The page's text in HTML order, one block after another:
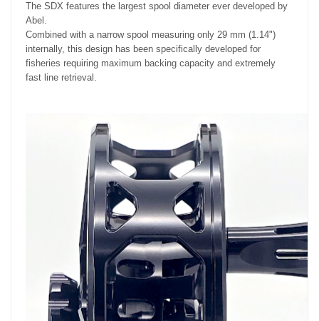
The SDX features the largest spool diameter ever developed by
Abel.
Combined with a narrow spool measuring only 29 mm (1.14")
internally, this design has been specifically developed for
fisheries requiring maximum backing capacity and extremely
fast line retrieval.